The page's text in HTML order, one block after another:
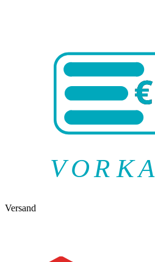
VOR KA
Versand